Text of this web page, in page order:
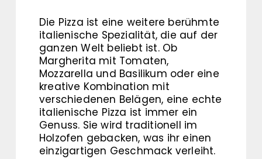
Die Pizza ist eine weitere berühmte
italienische Spezialität, die auf der
ganzen Welt beliebt ist. Ob
Margherita mit Tomaten,
Mozzarella und Basilikum oder eine
kreative Kombination mit
verschiedenen Belägen, eine echte
italienische Pizza ist immer ein
Genuss. Sie wird traditionell im
Holzofen gebacken, was ihr einen
einzigartigen Geschmack verleiht.